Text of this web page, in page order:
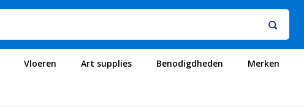
Vloeren Art supplies Benodigdheden Merken